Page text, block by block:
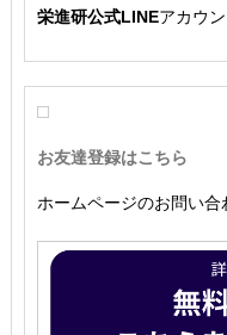
栄進研公式LINEアカウ
お友達登録はこちら
ホームページのお問い合